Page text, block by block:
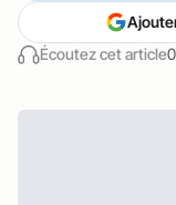
Écoutez cet article